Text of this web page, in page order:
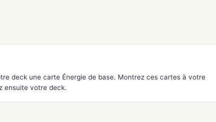
deck une carte Énergie de base. Montrez ces cartes à votre
ensuite votre deck.